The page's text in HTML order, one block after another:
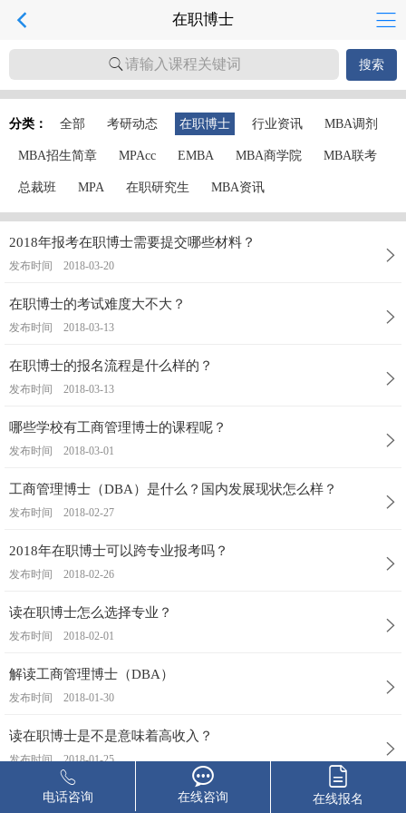
在职博士
请输入课程关键词 搜索
分类： 全部 考研动态 在职博士 行业资讯 MBA调剂
MBA招生简章 MPAcc EMBA MBA商学院 MBA联考
总裁班 MPA 在职研究生 MBA资讯
2018年报考在职博士需要提交哪些材料？
发布时间 2018-03-20
在职博士的考试难度大不大？
发布时间 2018-03-13
在职博士的报名流程是什么样的？
发布时间 2018-03-13
哪些学校有工商管理博士的课程呢？
发布时间 2018-03-01
工商管理博士（DBA）是什么？国内发展现状怎么样？
发布时间 2018-02-27
2018年在职博士可以跨专业报考吗？
发布时间 2018-02-26
读在职博士怎么选择专业？
发布时间 2018-02-01
解读工商管理博士（DBA）
发布时间 2018-01-30
读在职博士是不是意味着高收入？
发布时间2018-01-25
哪些人适合读管理学的在职博士？
电话咨询 在线咨询 在线报名